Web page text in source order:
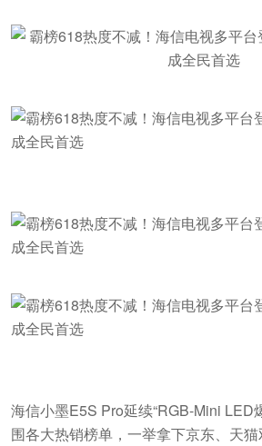
海信小墨E5S Pro延续“RGB-Mini LED
围各大热销榜单，一举拿下京东、天